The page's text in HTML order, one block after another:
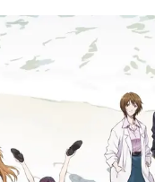
最新記事一覧
アニメ記事一覧
声優記事一覧